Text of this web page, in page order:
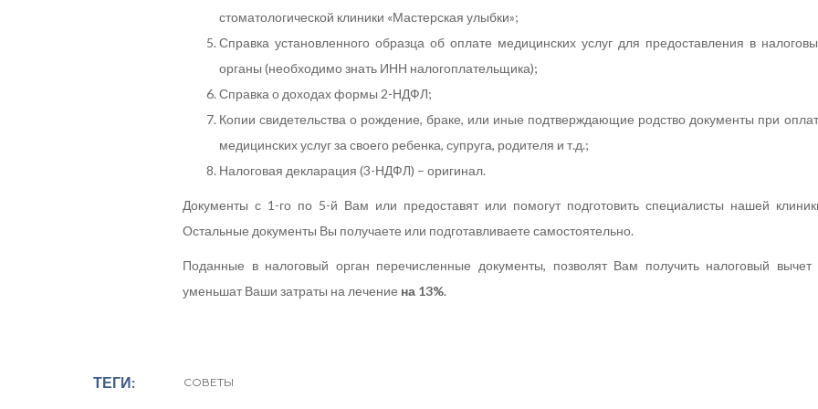
стоматологической клиники «Мастерская улыбки»;
Справка установленного образца об оплате медицинских услуг для предоставления в
органы (необходимо знать ИНН налогоплательщика);
Справка о доходах формы 2-НДФЛ;
Копии свидетельства о рождение, браке, или иные подтверждающие родство документы при
медицинских услуг за своего ребенка, супруга, родителя и т.д.;
Налоговая декларация (3-НДФЛ) – оригинал.
Документы с 1-го по 5-й Вам или предоставят или помогут подготовить специалисты нашей
Остальные документы Вы получаете или подготавливаете самостоятельно.
Поданные в налоговый орган перечисленные документы, позволят Вам получить налоговый вычет
уменьшат Ваши затраты на лечение на 13%.
ТЕГИ СОВЕТЫ